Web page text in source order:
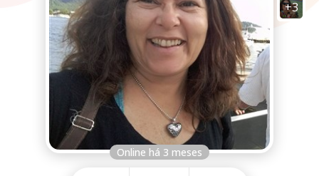
+3
Online há 3 meses